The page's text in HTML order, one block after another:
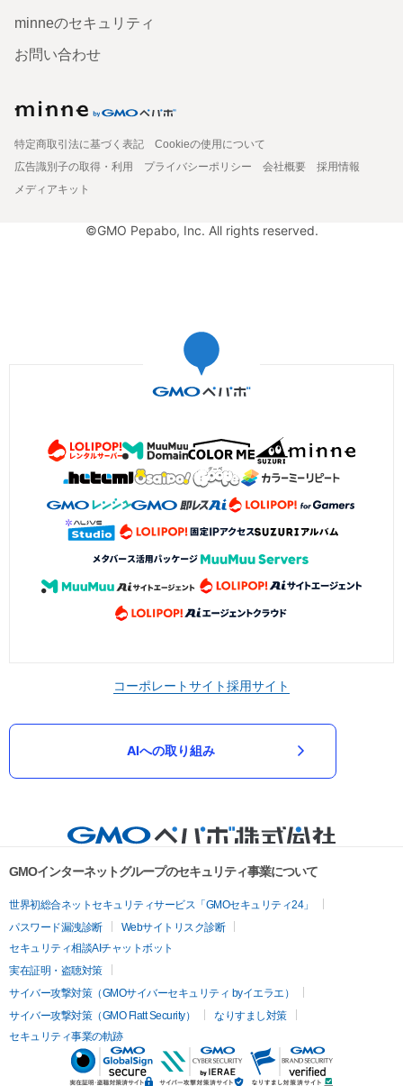
minneのセキュリティ
お問い合わせ
特定商取引法に基づく表記
Cookieの使用について
広告識別子の取得・利用
プライバシーポリシー 会社概要
採用情報
メディアキット
©GMO Pepabo, Inc. All rights reserved.
コーポレートサイト採用サイト
AIへの取り組み
GMOインターネットグループのセキュリティ事業について
世界初総合ネットセキュリティサービス「GMOセキュリティ24」
パスワード漏洩診断
Webサイトリスク診断
セキュリティ相談AIチャットボット
実在証明・盗聴対策
サイバー攻撃対策（GMOサイバーセキュリティ byイエラエ）
サイバー攻撃対策（GMO Flatt Security）
なりすまし対策
セキュリティ事業の軌跡